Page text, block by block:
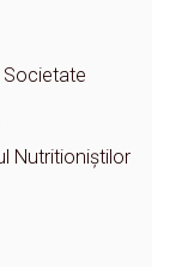
Societate
Nutritioniștilor